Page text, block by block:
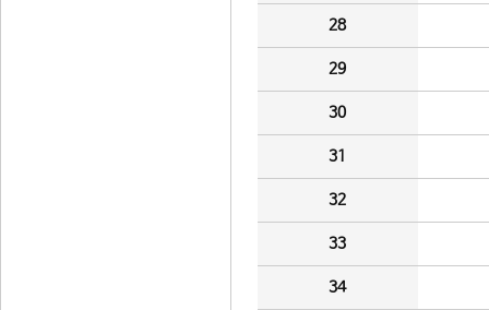
28
29
30
31
32
33
34